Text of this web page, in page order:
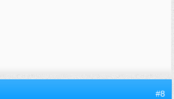
#8